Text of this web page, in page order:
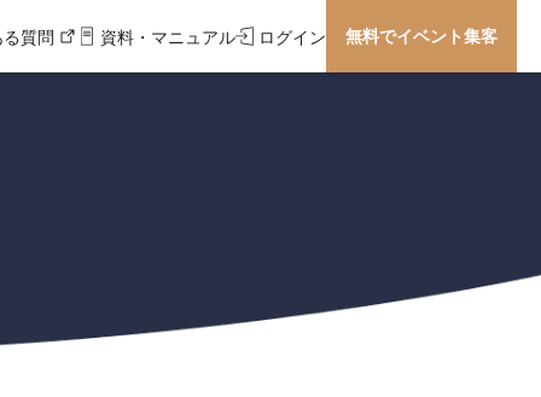
質問 資料・マニュアル ログイン 無料でイベント集客